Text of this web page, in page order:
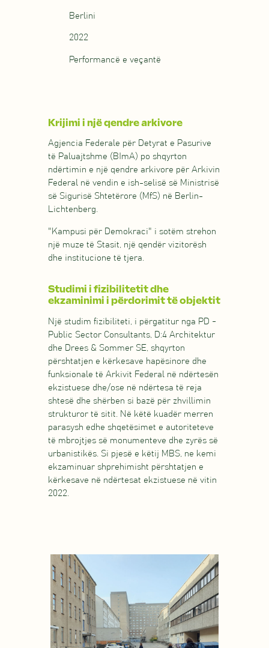
Berlini
2022
Performancë e veçantë
Krijimi i një qendre arkivore
Agjencia Federale për Detyrat e Pasurive
të Paluajtshme (BImA) po shqyrton
ndërtimin e një qendre arkivore për Arkivin
Federal në vendin e ish-selisë së Ministrisë
së Sigurisë Shtetërore (MfS) në Berlin-
Lichtenberg.
"Kampusi për Demokraci" i sotëm strehon
një muze të Stasit, një qendër vizitorësh
dhe institucione të tjera.
Studimi i fizibilitetit dhe
ekzaminimi i përdorimit të objektit
Një studim fizibiliteti, i përgatitur nga PD -
Public Sector Consultants, D:4 Architektur
dhe Drees & Sommer SE, shqyrton
përshtatjen e kërkesave hapësinore dhe
funksionale të Arkivit Federal në ndërtesën
ekzistuese dhe/ose në ndërtesa të reja
shtesë dhe shërben si bazë për zhvillimin
strukturor të sitit. Në këtë kuadër merren
parasysh edhe shqetësimet e autoriteteve
të mbrojtjes së monumenteve dhe zyrës së
urbanistikës. Si pjesë e këtij MBS, ne kemi
ekzaminuar shprehimisht përshtatjen e
kërkesave në ndërtesat ekzistuese në vitin
2022.